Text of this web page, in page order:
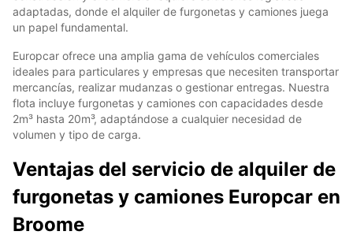
adaptadas, donde el alquiler de furgonetas y camiones juega
un papel fundamental.
Europcar ofrece una amplia gama de vehículos comerciales
ideales para particulares y empresas que necesiten transportar
mercancías, realizar mudanzas o gestionar entregas. Nuestra
flota incluye furgonetas y camiones con capacidades desde
2m³ hasta 20m³, adaptándose a cualquier necesidad de
volumen y tipo de carga.
Ventajas del servicio de alquiler de
furgonetas y camiones Europcar en
Broome